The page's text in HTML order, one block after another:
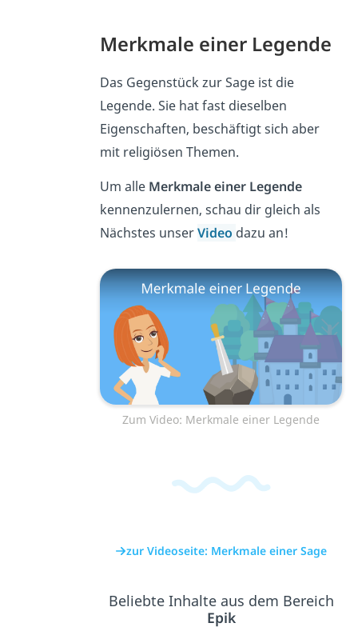
Merkmale einer Legende
Das Gegenstück zur Sage ist die
Legende. Sie hat fast dieselben
Eigenschaften, beschäftigt sich aber
mit religiösen Themen.
Um alle Merkmale einer Legende
kennenzulernen, schau dir gleich als
Nächstes unserVideo dazu an!
Zum Video: Merkmale einer Legende
zur Videoseite: Merkmale einer Sage
Beliebte Inhalte aus dem Bereich
Epik